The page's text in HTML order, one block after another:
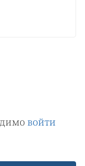
войти